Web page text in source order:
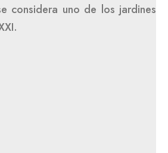
considera uno de los jardines